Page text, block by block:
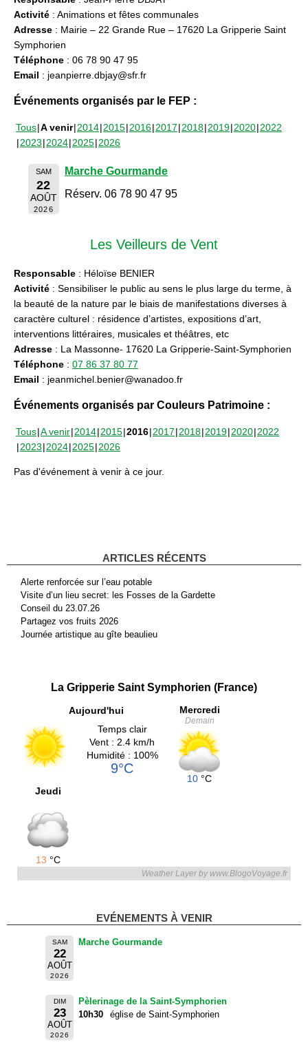
Activité : Animations et fêtes communales
Adresse : Mairie – 22 Grande Rue – 17620 La Gripperie Saint
Symphorien
Téléphone : 06 78 90 47 95
Email : jeanpierre.dbjay@sfr.fr
Événements organisés par le FEP :
Tous A venir 2014 2015 2016 2017 2018 2019 2020 2022
2023 2024 2025 2026
SAM
22
AOÛT
2026
Marche Gourmande
Réserv. 06 78 90 47 95
Les Veilleurs de Vent
Responsable : Héloïse BENIER
Activité : Sensibiliser le public au sens le plus large du terme, à
la beauté de la nature par le biais de manifestations diverses à
caractère culturel : résidence d’artistes, expositions d’art,
interventions littéraires, musicales et théâtres, etc
Adresse : La Massonne- 17620 La Gripperie-Saint-Symphorien
Téléphone : 07 86 37 80 77
Email : jeanmichel.benier@wanadoo.fr
Événements organisés par Couleurs Patrimoine :
Tous A venir 2014 2015 2016 2017 2018 2019 2020 2022
2023 2024 2025 2026
Pas d'événement à venir à ce jour.
ARTICLES RÉCENTS
Alerte renforcée sur l’eau potable
Visite d’un lieu secret: les Fosses de la Gardette
Conseil du 23.07.26
Partagez vos fruits 2026
Journée artistique au gîte beaulieu
La Gripperie Saint Symphorien (France)
Aujourd'hui
Temps clair
Vent : 2.4 km/h
Humidité : 100%
9°C
Mercredi
Demain
10 °C
Jeudi
13 °C
Weather Layer by www.BlogoVoyage.fr
EVÉNEMENTS À VENIR
SAM
22
AOÛT
2026
Marche Gourmande
DIM
23
AOÛT
2026
Pèlerinage de la Saint-Symphorien
10h30
église de Saint-Symphorien